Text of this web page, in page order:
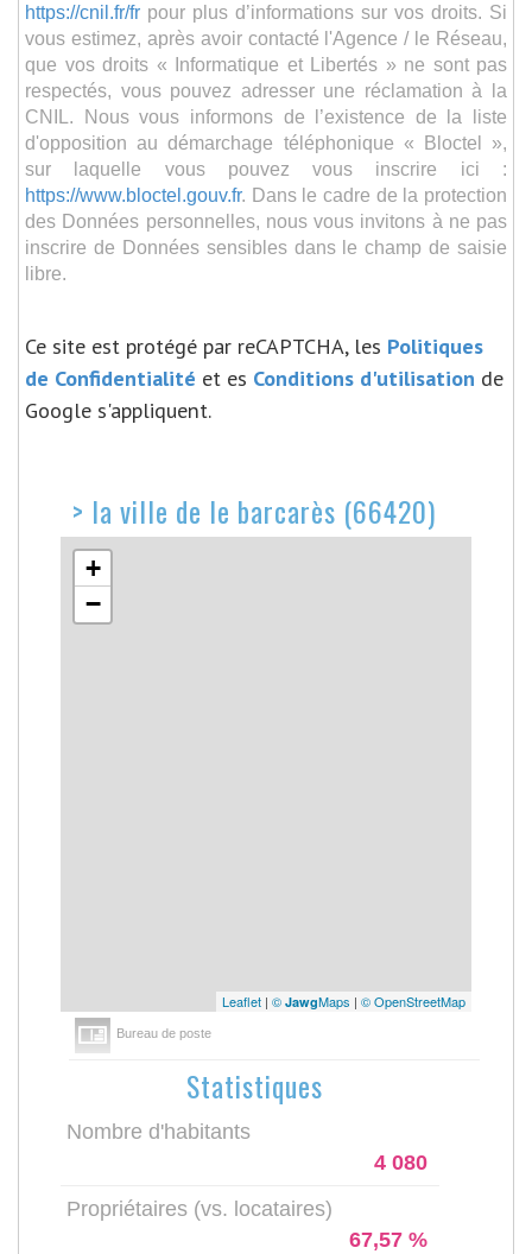
https://cnil.fr/fr pour plus d’informations sur vos droits. Si
vous estimez, après avoir contacté l'Agence / le Réseau,
que vos droits « Informatique et Libertés » ne sont pas
respectés, vous pouvez adresser une réclamation à la
CNIL. Nous vous informons de l’existence de la liste
d'opposition au démarchage téléphonique « Bloctel »,
sur laquelle vous pouvez vous inscrire ici :
https://www.bloctel.gouv.fr. Dans le cadre de la protection
des Données personnelles, nous vous invitons à ne pas
inscrire de Données sensibles dans le champ de saisie
libre.
Ce site est protégé par reCAPTCHA, les Politiques
de Confidentialité et es Conditions d'utilisation de
Google s'appliquent.
> la ville de le barcarès (66420)
+
−
Leaflet | © JawgMaps | © OpenStreetMap
Bureau de poste
Statistiques
Nombre d'habitants
4 080
Propriétaires (vs. locataires)
67,57 %